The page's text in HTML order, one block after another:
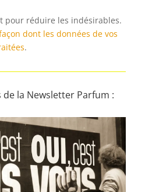
pour réduire les indésirables.
dont les données de vos
.
la Newsletter Parfum :